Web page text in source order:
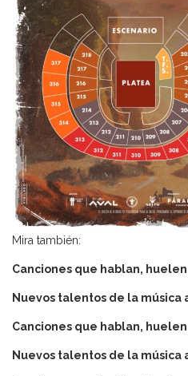
Mira también:
Canciones que hablan,
Nuevos talentos de la música
Canciones que hablan,
Nuevos talentos de la música